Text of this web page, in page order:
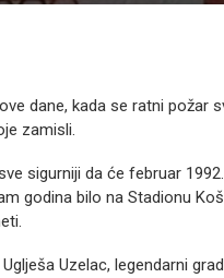
dane, kada se ratni požar
zamisli.
sigurniji da će februar
godina bilo na Stadionu
Uzelac, legendarni